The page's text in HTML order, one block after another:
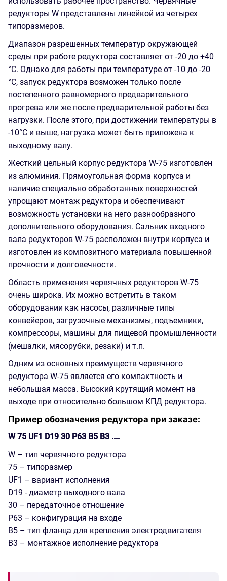
редукторы W представлены линейкой из четырех
типоразмеров.
Диапазон разрешенных температур окружающей
среды при работе редуктора составляет от -20 до +40
°C. Однако для работы при температуре от -10 до -20
°C, запуск редуктора возможен только после
постепенного равномерного предварительного
прогрева или же после предварительной работы без
нагрузки. После этого, при достижении температуры в
-10°C и выше, нагрузка может быть приложена к
выходному валу.
Жесткий цельный корпус редуктора W-75 изготовлен
из алюминия. Прямоугольная форма корпуса и
наличие специально обработанных поверхностей
упрощают монтаж редуктора и обеспечивают
возможность установки на него разнообразного
дополнительного оборудования. Сальник входного
вала редукторов W-75 расположен внутри корпуса и
изготовлен из композитного материала повышенной
прочности и долговечности.
Область применения червячных редукторов W-75
очень широка. Их можно встретить в таком
оборудовании как насосы, различные типы
конвейеров, загрузочные механизмы, подъемники,
компрессоры, машины для пищевой промышленности
(мешалки, мясорубки, резаки) и т.п.
Одним из основных преимуществ червячного
редуктора W-75 является его компактность и
небольшая масса. Высокий крутящий момент на
выходе при относительно большом КПД редуктора.
Пример обозначения редуктора при заказе:
W 75 UF1 D19 30 P63 B5 B3 ....
W – тип червячного редуктора
75 – типоразмер
UF1 – вариант исполнения
D19 - диаметр выходного вала
30 – передаточное отношение
P63 – конфигурация на входе
В5 – тип фланца для крепления электродвигателя
В3 – монтажное исполнение редуктора